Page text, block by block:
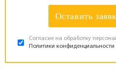
Оставить
Согласие на обработку
Политики конфиденциальности